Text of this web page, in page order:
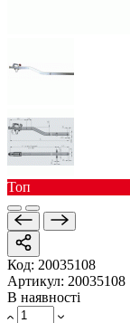
Toп
Код: 20035108
Артикул: 20035108
В наявності